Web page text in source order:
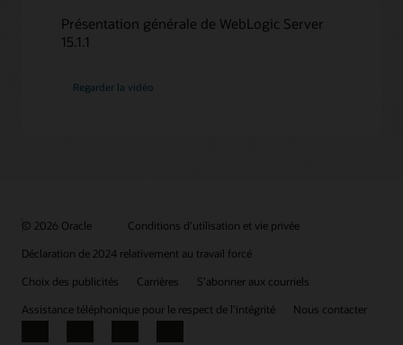
Présentation générale de WebLogic Server
15.1.1
Regarder la vidéo
© 2026 Oracle
Conditions d’utilisation et vie privée
Déclaration de 2024 relativement au travail forcé
Choix des publicités
Carrières
S’abonner aux courriels
Assistance téléphonique pour le respect de l'intégrité
Nous contacter
Facebook
X LinkedInYouTube